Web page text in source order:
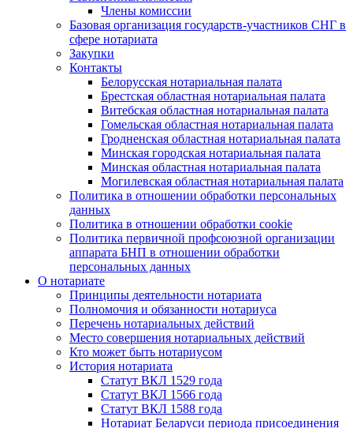
Члены комиссии
Базовая организация государств-участников СНГ в
сфере нотариата
Закупки
Контакты
Белорусская нотариальная палата
Брестская областная нотариальная палата
Витебская областная нотариальная палата
Гомельская областная нотариальная палата
Гродненская областная нотариальная палата
Минская городская нотариальная палата
Минская областная нотариальная палата
Могилевская областная нотариальная палата
Политика в отношении обработки персональных
данных
Политика в отношении обработки cookie
Политика первичной профсоюзной организации
аппарата БНП в отношении обработки
персональных данных
О нотариате
Принципы деятельности нотариата
Полномочия и обязанности нотариуса
Перечень нотариальных действий
Место совершения нотариальных действий
Кто может быть нотариусом
История нотариата
Статут ВКЛ 1529 года
Статут ВКЛ 1566 года
Статут ВКЛ 1588 года
Нотариат Беларуси периода присоединения